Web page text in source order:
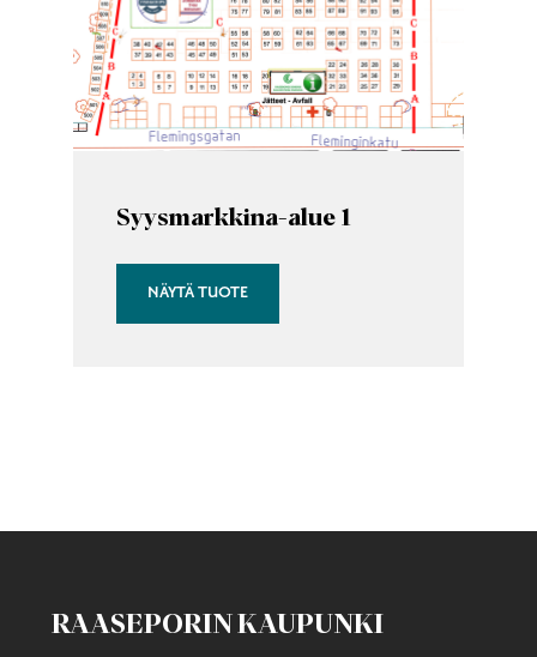
Syysmarkkina-alue 1
NÄYTÄ TUOTE
valinnat
tuotteen
sivulla.
RAASEPORIN KAUPUNKI